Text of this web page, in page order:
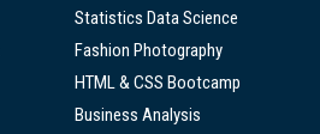
Statistics Data Science
Fashion Photography
HTML & CSS Bootcamp
Business Analysis